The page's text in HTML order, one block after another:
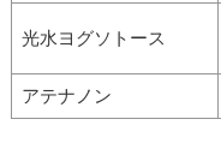
光水ヨグソトース
アテナノン